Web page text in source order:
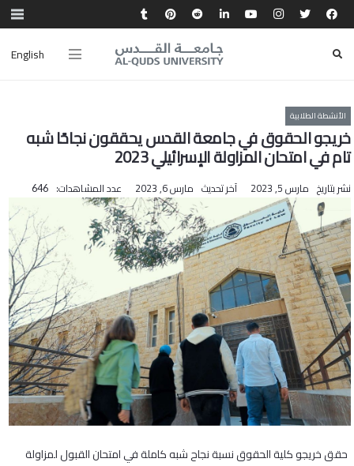
English
الأنشطة الطلابية
خريجو الحقوق في جامعة القدس يحققون نجاحًا شبه
تام في امتحان المزاولة الإسرائيلي 2023
نشر بتاريخ مارس 5, 2023 آخر تحديث مارس 6, 2023 عدد المشاهدات: 646
حقق خريجو كلية الحقوق نسبة نجاح شبه كاملة في امتحان القبول لمزاولة